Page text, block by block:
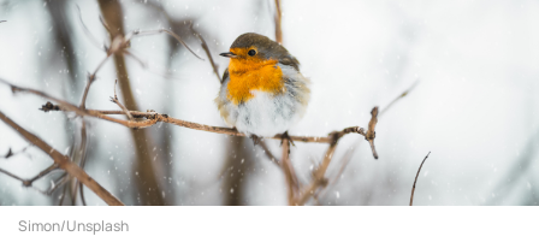
Simon/Unsplash